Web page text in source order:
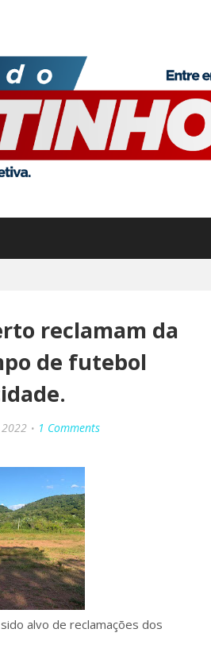
reclamam da
de futebol
1 Comments
alvo de reclamações dos